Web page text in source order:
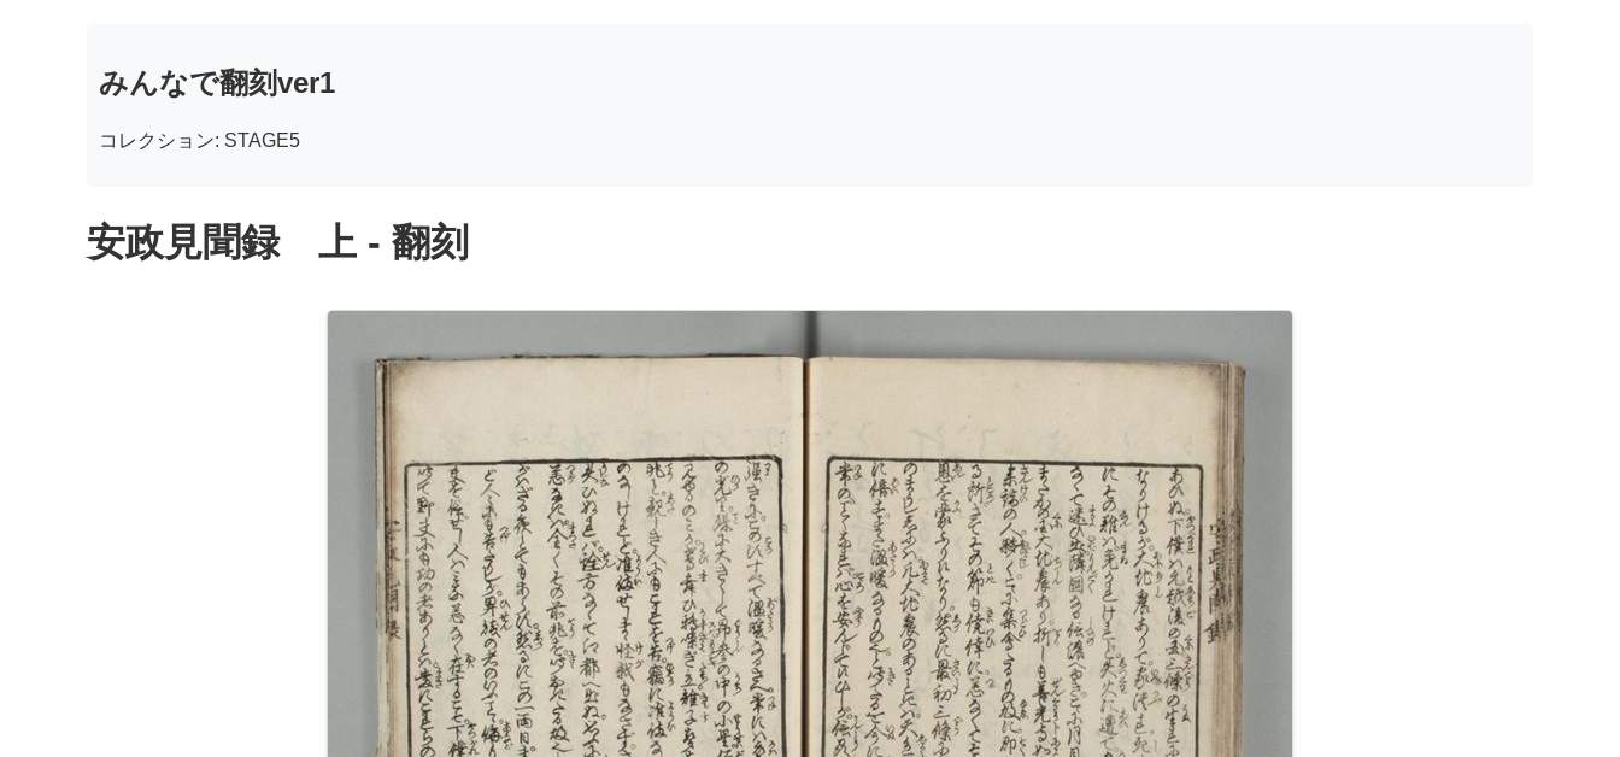
みんなで翻刻ver1
コレクション: STAGE5
安政見聞録 上 - 翻刻